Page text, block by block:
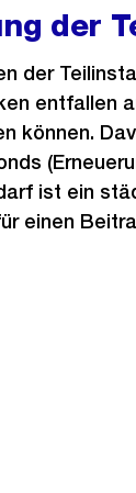
der
der
entfallen
können.
ist ein
einen